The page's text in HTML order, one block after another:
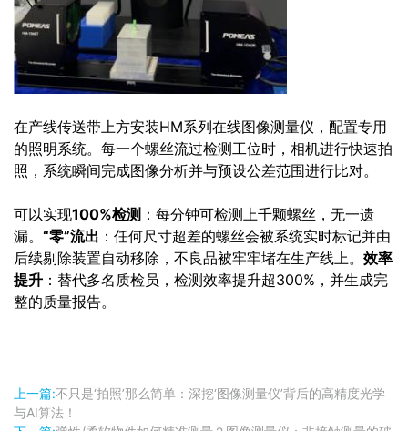
在产线传送带上方安装HM系列在线图像测量仪，配置专用
的照明系统。每一个螺丝流过检测工位时，相机进行快速拍
照，系统瞬间完成图像分析并与预设公差范围进行比对。
可以实现100%检测 ：每分钟可检测上千颗螺丝，无一遗
漏。 “零”流出 ：任何尺寸超差的螺丝会被系统实时标记并由
后续剔除装置自动移除，不良品被牢牢堵在生产线上。 效率
提升 ：替代多名质检员，检测效率提升超300%，并生成完
整的质量报告。
上一篇:不只是‘拍照’那么简单：深挖‘图像测量仪’背后的高精度光学
与AI算法！